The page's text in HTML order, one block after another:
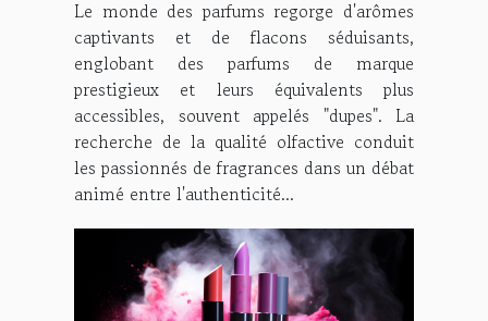
Le monde des parfums regorge d'arômes
captivants et de flacons séduisants,
englobant des parfums de marque
prestigieux et leurs équivalents plus
accessibles, souvent appelés "dupes". La
recherche de la qualité olfactive conduit
les passionnés de fragrances dans un débat
animé entre l'authenticité...